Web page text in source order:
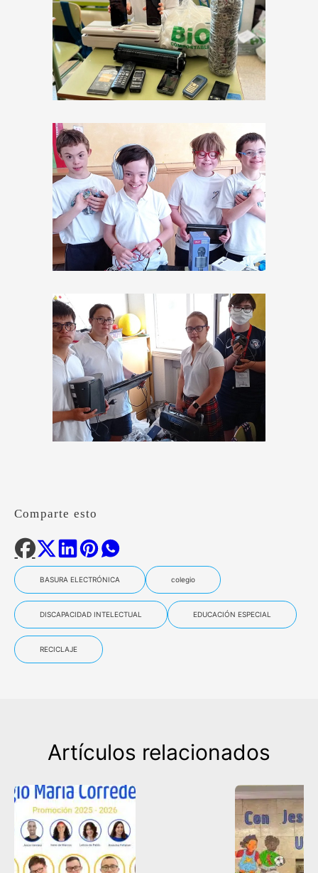
Comparte esto
BASURA ELECTRÓNICA colegio
DISCAPACIDAD INTELECTUAL EDUCACIÓN ESPECIAL
RECICLAJE
Artículos relacionados